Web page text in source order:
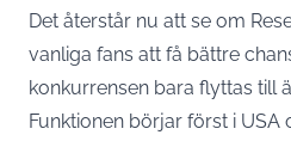
Det återstår nu att se om
vanliga fans att få bättre
konkurrensen bara flyttas till
Funktionen börjar först i